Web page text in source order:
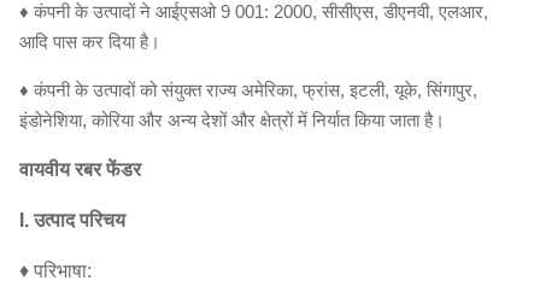
♦ कंपनी के उत्पादों ने आईएसओ 9 001: 2000, सीसीएस, डीएनवी, एलआर,
आदि पास कर दिया है।
♦ कंपनी के उत्पादों को संयुक्त राज्य अमेरिका, फ्रांस, इटली, यूके, सिंगापुर,
इंडोनेशिया, कोरिया और अन्य देशों और क्षेत्रों में निर्यात किया जाता है।
वायवीय रबर फेंडर
I. उत्पाद परिचय
♦ परिभाषा: